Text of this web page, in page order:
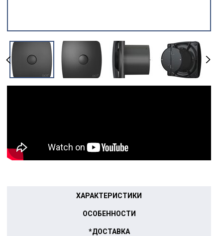
ХАРАКТЕРИСТИКИ
ОСОБЕННОСТИ
*ДОСТАВКА